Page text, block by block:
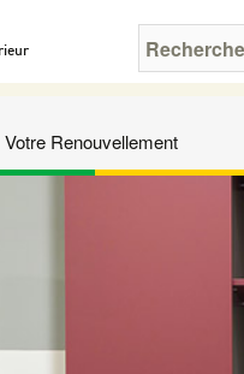
Votre Renouvellement